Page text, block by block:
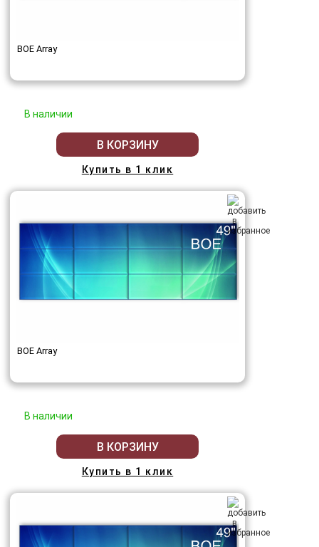
BOE Array
В наличии
В КОРЗИНУ
Купить в 1 клик
BOE Array
В наличии
В КОРЗИНУ
Купить в 1 клик